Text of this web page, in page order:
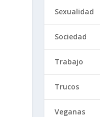
Sexualidad
Sociedad
Trabajo
Trucos
Veganas